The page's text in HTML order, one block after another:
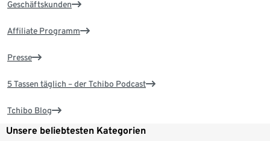
Geschäftskunden
Affiliate Programm
Presse
5 Tassen täglich – der Tchibo Podcast
Tchibo Blog
Unsere beliebtesten Kategorien